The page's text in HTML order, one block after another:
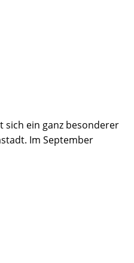
sich ein ganz besonderer
Im September